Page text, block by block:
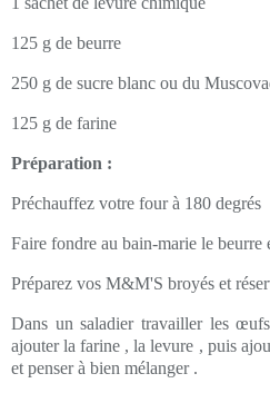
125 g de beurre
250 g de sucre blanc ou du
125 g de farine
Préparation :
Préchauffez votre four à 180 degrés
Faire fondre au bain-marie le beurre
Préparez vos M&M'S broyés et
Dans un saladier travailler les
ajouter la farine , la levure , puis
et penser à bien mélanger .